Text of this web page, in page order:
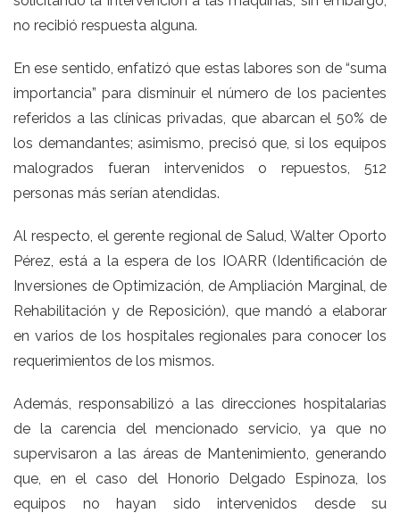
no recibió respuesta alguna.
En ese sentido, enfatizó que estas labores son de “suma
importancia” para disminuir el número de los pacientes
referidos a las clínicas privadas, que abarcan el 50% de
los demandantes; asimismo, precisó que, si los equipos
malogrados fueran intervenidos o repuestos, 512
personas más serían atendidas.
Al respecto, el gerente regional de Salud, Walter Oporto
Pérez, está a la espera de los IOARR (Identificación de
Inversiones de Optimización, de Ampliación Marginal, de
Rehabilitación y de Reposición), que mandó a elaborar
en varios de los hospitales regionales para conocer los
requerimientos de los mismos.
Además, responsabilizó a las direcciones hospitalarias
de la carencia del mencionado servicio, ya que no
supervisaron a las áreas de Mantenimiento, generando
que, en el caso del Honorio Delgado Espinoza, los
equipos no hayan sido intervenidos desde su